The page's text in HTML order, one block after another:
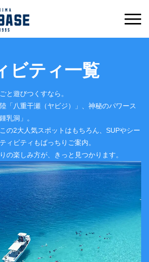
ビティ一覧
と遊びつくすなら。
「八重干瀬（ヤビジ）」、神秘のパワース
乳洞」。
の2大人気スポットはもちろん、SUPやシー
ィビティもばっちりご案内。
の楽しみ方が、きっと見つかります。